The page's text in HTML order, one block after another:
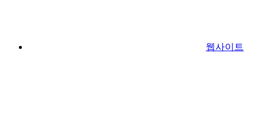
웹사이트